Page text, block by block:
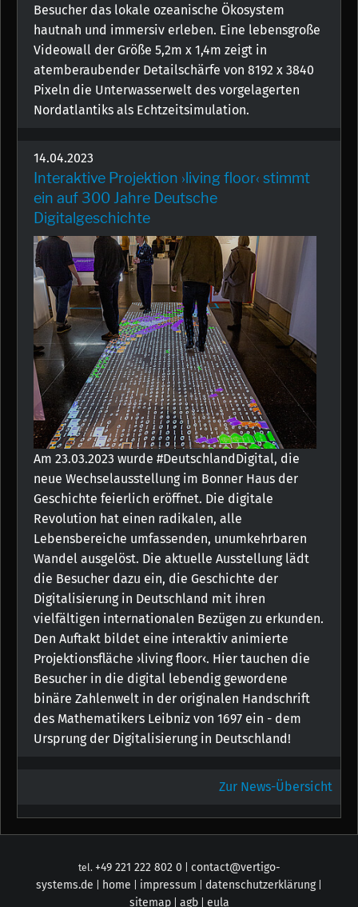
Besucher das lokale ozeanische Ökosystem
hautnah und immersiv erleben. Eine lebensgroße
Videowall der Größe 5,2m x 1,4m zeigt in
atemberaubender Detailschärfe von 8192 x 3840
Pixeln die Unterwasserwelt des vorgelagerten
Nordatlantiks als Echtzeitsimulation.
14.04.2023
Interaktive Projektion ›living floor‹ stimmt
ein auf 300 Jahre Deutsche
Digitalgeschichte
Am 23.03.2023 wurde #DeutschlandDigital, die
neue Wechselausstellung im Bonner Haus der
Geschichte feierlich eröffnet. Die digitale
Revolution hat einen radikalen, alle
Lebensbereiche umfassenden, unumkehrbaren
Wandel ausgelöst. Die aktuelle Ausstellung lädt
die Besucher dazu ein, die Geschichte der
Digitalisierung in Deutschland mit ihren
vielfältigen internationalen Bezügen zu erkunden.
Den Auftakt bildet eine interaktiv animierte
Projektionsfläche ›living floor‹. Hier tauchen die
Besucher in die digital lebendig gewordene
binäre Zahlenwelt in der originalen Handschrift
des Mathematikers Leibniz von 1697 ein - dem
Ursprung der Digitalisierung in Deutschland!
Zur News-Übersicht
tel. +49 221 222 802 0 contact@vertigo-
systems.de
home impressum datenschutzerklärung|
sitemap| agb| eula